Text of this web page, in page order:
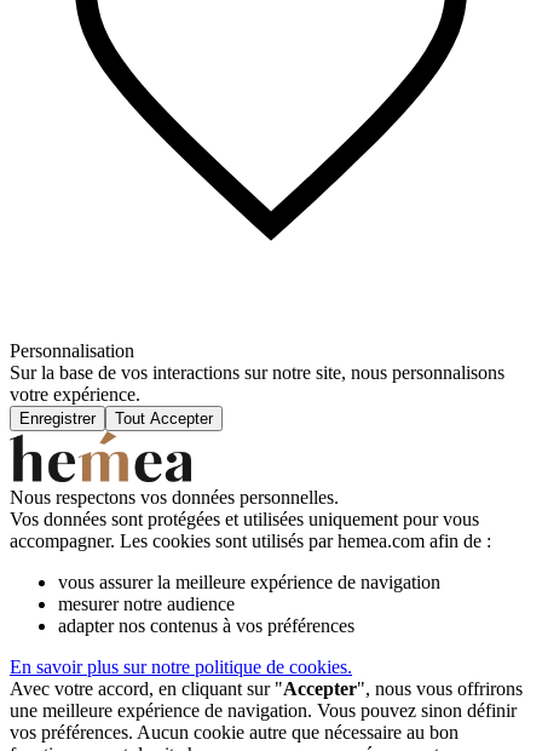
Personnalisation
Sur la base de vos interactions sur notre site, nous personnalisons
votre expérience.
Enregistrer Tout Accepter
Nous respectons vos données personnelles.
Vos données sont protégées et utilisées uniquement pour vous
accompagner. Les cookies sont utilisés par hemea.com afin de :
vous assurer la meilleure expérience de navigation
mesurer notre audience
adapter nos contenus à vos préférences
En savoir plus sur notre politique de cookies.
Avec votre accord, en cliquant sur "Accepter", nous vous offrirons
une meilleure expérience de navigation. Vous pouvez sinon définir
vos préférences. Aucun cookie autre que nécessaire au bon